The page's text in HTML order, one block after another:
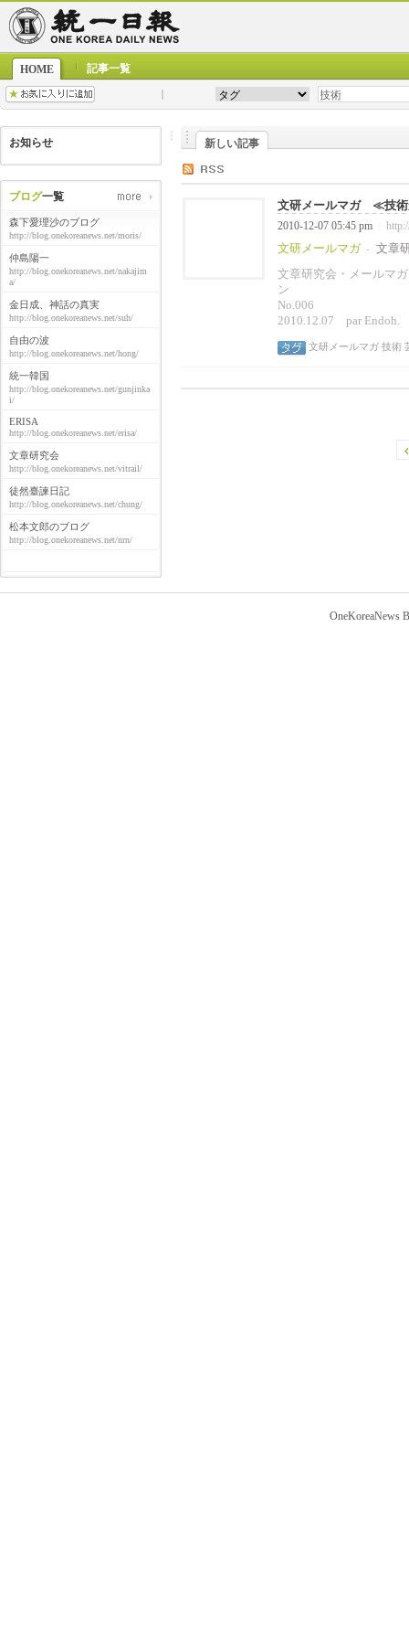
HOME 記事一覧
お知らせ
ブログ一覧
森下愛理沙のブログ
http://blog.onekoreanews.net/moris/
仲島陽一
http://blog.onekoreanews.net/nakajim
a/
金日成、神話の真実
http://blog.onekoreanews.net/suh/
自由の波
http://blog.onekoreanews.net/hong/
統一韓国
http://blog.onekoreanews.net/gunjinka
i/
ERISA
http://blog.onekoreanews.net/erisa/
文章研究会
http://blog.onekoreanews.net/vitrail/
徒然臺諫日記
http://blog.onekoreanews.net/chung/
松本文郎のブログ
http://blog.onekoreanews.net/nrn/
新しい記事
文研メールマガ ≪技術
2010-12-07 05:45 pm
文研メールマガ -
文章
文章研究会・メールマ
No.006
2010.12.07 par
文研メールマガ 技術
OneKoreaNews